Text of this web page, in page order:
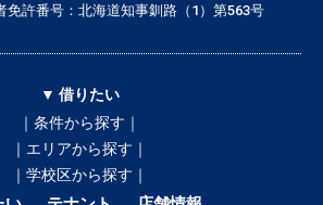
免許番号：北海道知事釧路（1）第563号
▼ 借りたい
｜条件から探す｜
｜エリアから探す｜
｜学校区から探す｜